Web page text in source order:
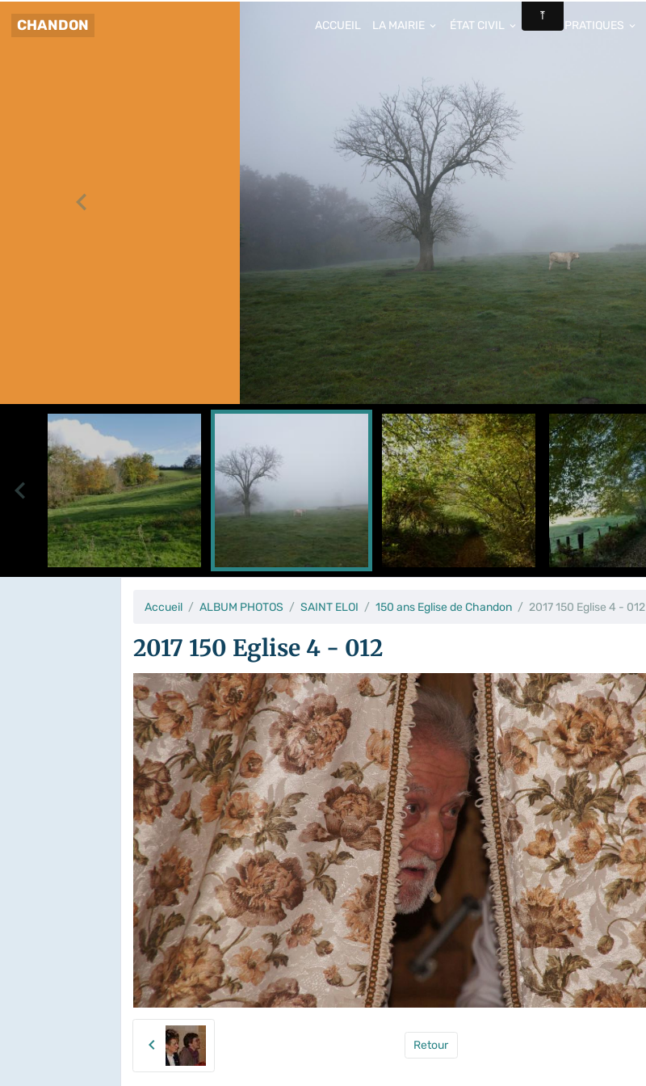
CHANDON ACCUEIL LA MAIRIE ÉTAT CIVIL INFOS PRATIQUES
Accueil ALBUM PHOTOS SAINT ELOI 150 ans Eglise de Chandon 2017 150 Eglise 4 - 012
2017 150 Eglise 4 - 012
Retour